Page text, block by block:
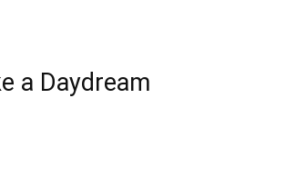
a Daydream